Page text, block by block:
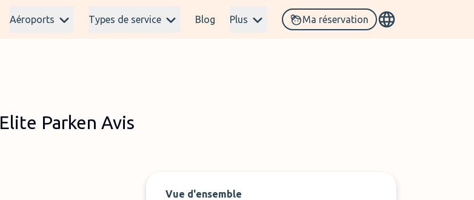
Aéroports Types de service Blog Plus Ma réservation
Elite Parken Avis
Vue d'ensemble